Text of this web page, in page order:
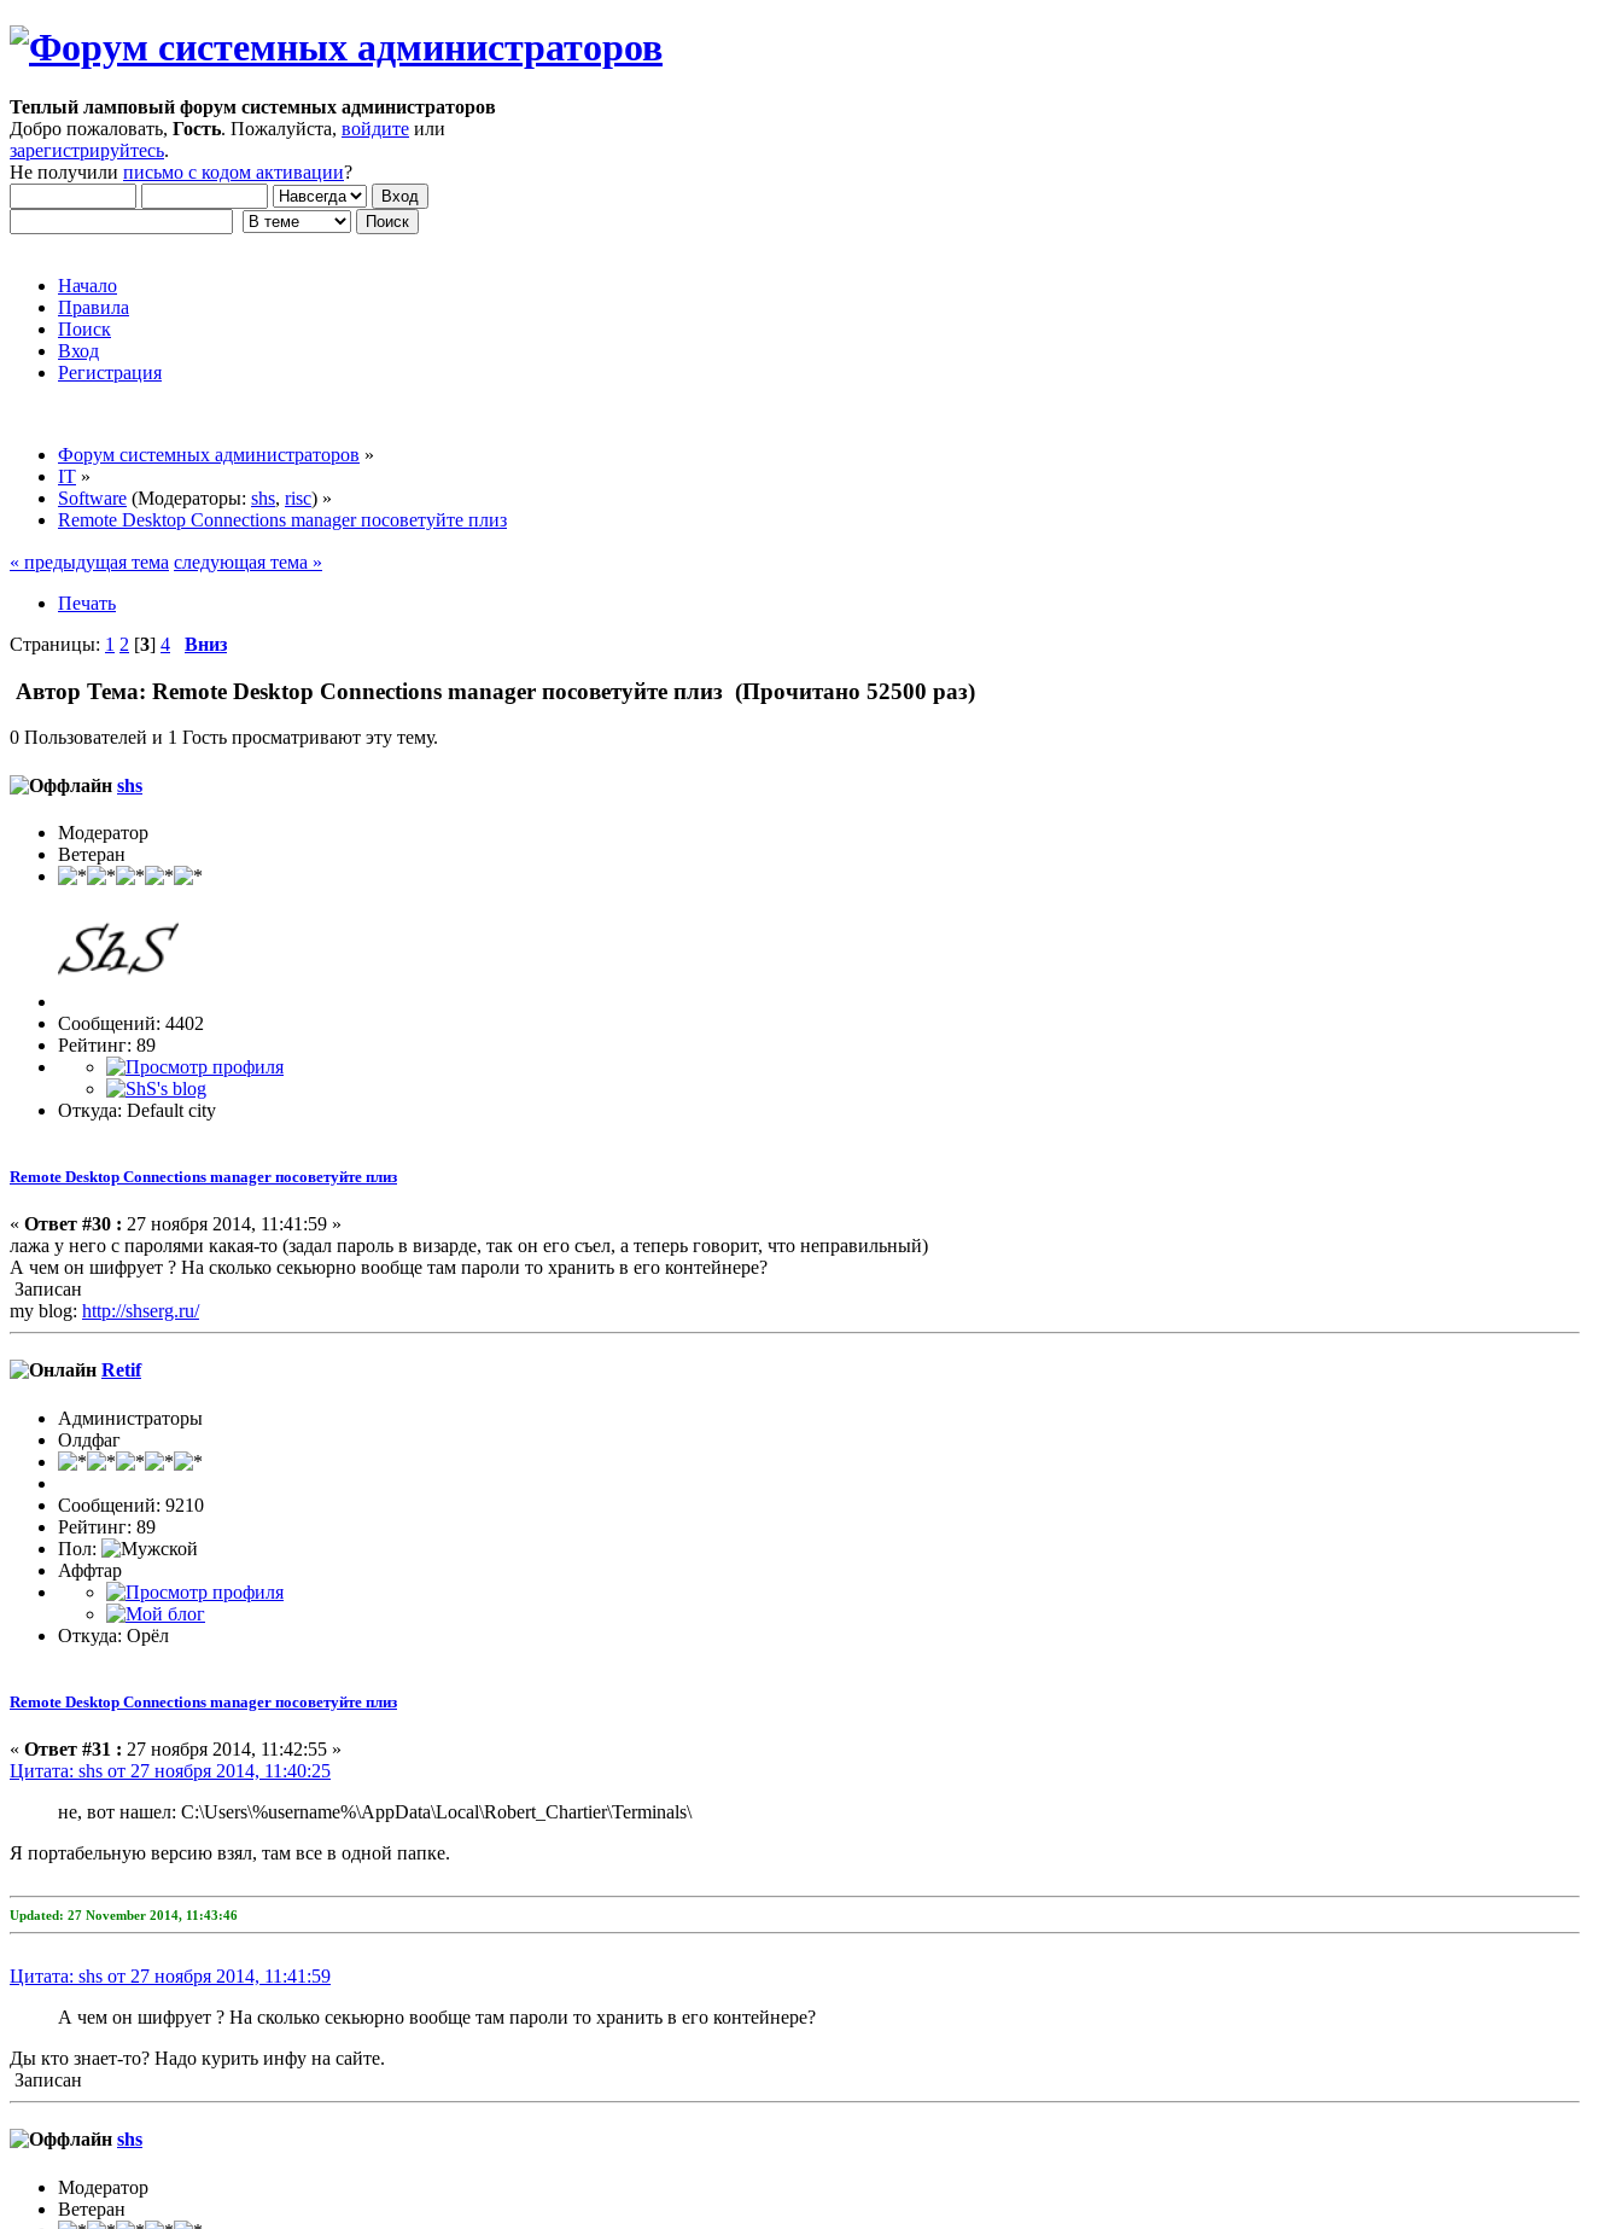
Теплый ламповый форум системных администраторов
Добро пожаловать, Гость. Пожалуйста, войдите или
зарегистрируйтесь.
Не получили письмо с кодом активации?
Начало
Правила
Поиск
Вход
Регистрация
Форум системных администраторов »
IT »
Software (Модераторы: shs, risc) »
Remote Desktop Connections manager посоветуйте плиз
« предыдущая тема следующая тема »
Печать
Страницы: 1 2 [3] 4 Вниз
Автор Тема: Remote Desktop Connections manager посоветуйте плиз (Прочитано 52500 раз)
0 Пользователей и 1 Гость просматривают эту тему.
shs
Модератор
Ветеран
Сообщений: 4402
Рейтинг: 89
Откуда: Default city
Remote Desktop Connections manager посоветуйте плиз
« Ответ #30 : 27 ноября 2014, 11:41:59 »
лажа у него с паролями какая-то (задал пароль в визарде, так он его съел, а теперь говорит, что неправильный)
А чем он шифрует ? На сколько секьюрно вообще там пароли то хранить в его контейнере?
Записан
my blog: http://shserg.ru/
Retif
Администраторы
Олдфаг
Сообщений: 9210
Рейтинг: 89
Пол:
Аффтар
Откуда: Орёл
Remote Desktop Connections manager посоветуйте плиз
« Ответ #31 : 27 ноября 2014, 11:42:55 »
Цитата: shs от 27 ноября 2014, 11:40:25
не, вот нашел: C:\Users\%username%\AppData\Local\Robert_Chartier\Terminals\
Я портабельную версию взял, там все в одной папке.
Updated: 27 November 2014, 11:43:46
Цитата: shs от 27 ноября 2014, 11:41:59
А чем он шифрует ? На сколько секьюрно вообще там пароли то хранить в его контейнере?
Ды кто знает-то? Надо курить инфу на сайте.
Записан
shs
Модератор
Ветеран